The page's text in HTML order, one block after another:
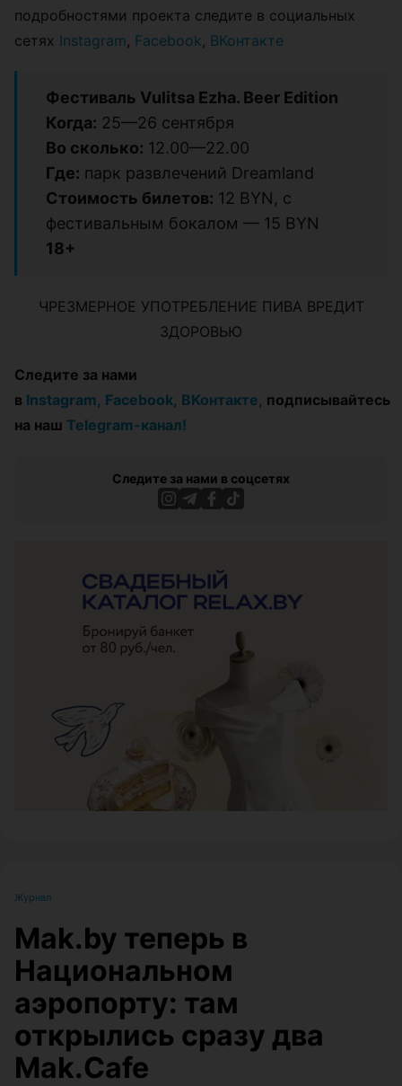
подробностями проекта следите в социальных
сетях Instagram, Facebook, ВКонтакте
Фестиваль Vulitsa Ezha. Beer Edition
Когда: 25—26 сентября
Во сколько: 12.00—22.00
Где: парк развлечений Dreamland
Стоимость билетов: 12 BYN, с
фестивальным бокалом — 15 BYN
18+
ЧРЕЗМЕРНОЕ УПОТРЕБЛЕНИЕ ПИВА ВРЕДИТ
ЗДОРОВЬЮ
Следите за нами
в Instagram, Facebook, ВКонтакте, подписывайтесь
на наш Telegram-канал!
Следите за нами в соцсетях
Журнал
Mak.by теперь в
Национальном
аэропорту: там
открылись сразу два
Mak.Cafe